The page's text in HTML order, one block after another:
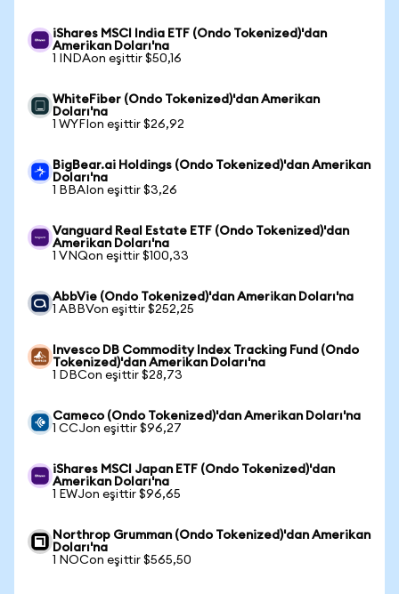
iShares MSCI India ETF (Ondo Tokenized)'dan
Amerikan Doları'na
1 INDAon eşittir $50,16
WhiteFiber (Ondo Tokenized)'dan Amerikan
Doları'na
1 WYFIon eşittir $26,92
BigBear.ai Holdings (Ondo Tokenized)'dan Amerikan
Doları'na
1 BBAIon eşittir $3,26
Vanguard Real Estate ETF (Ondo Tokenized)'dan
Amerikan Doları'na
1 VNQon eşittir $100,33
AbbVie (Ondo Tokenized)'dan Amerikan Doları'na
1 ABBVon eşittir $252,25
Invesco DB Commodity Index Tracking Fund (Ondo
Tokenized)'dan Amerikan Doları'na
1 DBCon eşittir $28,73
Cameco (Ondo Tokenized)'dan Amerikan Doları'na
1 CCJon eşittir $96,27
iShares MSCI Japan ETF (Ondo Tokenized)'dan
Amerikan Doları'na
1 EWJon eşittir $96,65
Northrop Grumman (Ondo Tokenized)'dan Amerikan
Doları'na
1 NOCon eşittir $565,50